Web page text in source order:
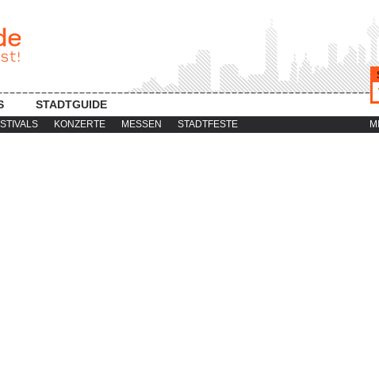
KONZERTE MESSEN STADTFESTE
STADTGUIDE